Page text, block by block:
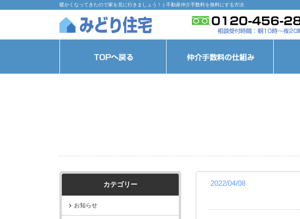
暖かくなってきたので家を見に行きましょう！ | 不動産仲介手数料を無料にする方法
カテゴリー
お知らせ
2022/04/08